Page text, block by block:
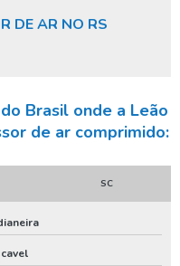
DE AR NO RS
Brasil onde a Leão
de ar comprimido:
SC